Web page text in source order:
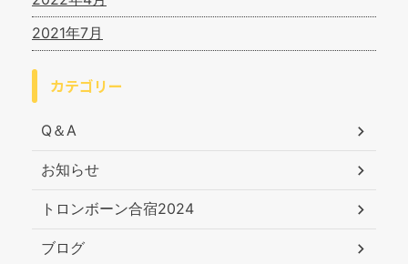
2021年7月
カテゴリー
Q＆A
お知らせ
トロンボーン合宿2024
ブログ